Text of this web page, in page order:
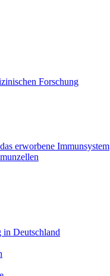
Forschung
erworbene Immunsystem
in Deutschland